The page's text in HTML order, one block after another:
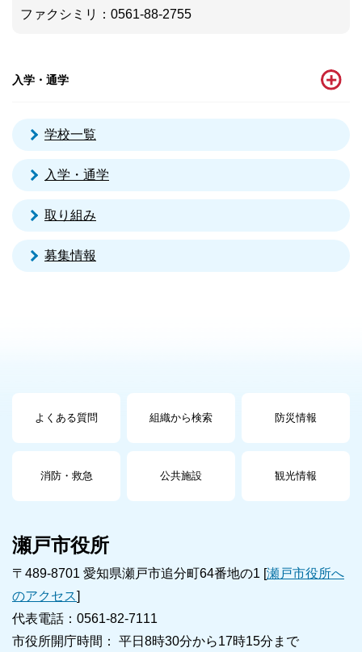
ファクシミリ
：0561-88-2755
入学・通学
学校一覧
入学・通学
取り組み
募集情報
よくある質問 組織から検索 防災情報
消防・救急 公共施設 観光情報
瀬戸市役所
〒489-8701 愛知県瀬戸市追分町64番地の1 [瀬戸市役所へ
のアクセス]
代表電話：0561-82-7111
市役所開庁時間： 平日8時30分から17時15分まで